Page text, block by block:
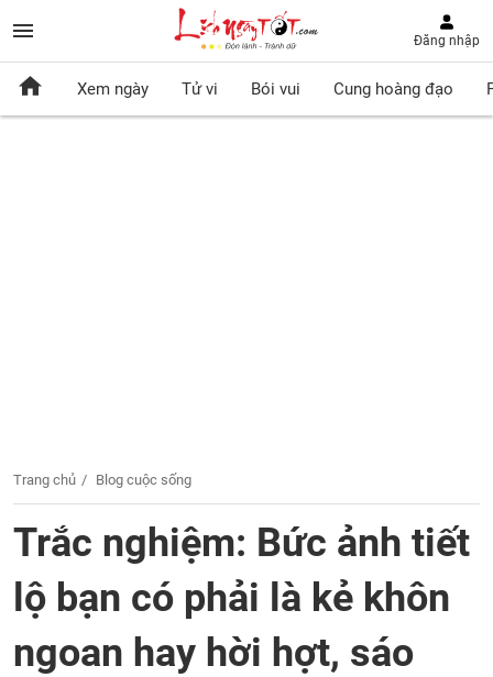
Đăng nhập
Xem ngày Tử vi Bói vui Cung hoàng đạo
Trang chủ Blog cuộc sống
Trắc nghiệm: Bức ảnh tiết
lộ bạn có phải là kẻ khôn
ngoan hay hời hợt, sáo